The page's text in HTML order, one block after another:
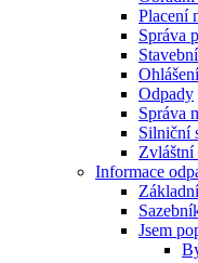
Placení
Správa
Odpady
Správa
Silniční
Zvláštní
Informace
Jsem